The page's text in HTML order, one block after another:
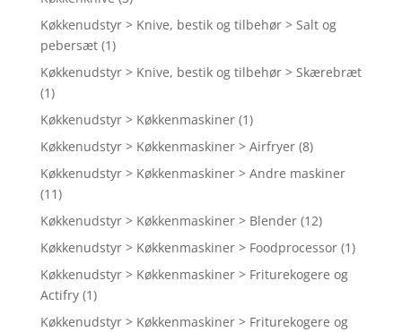
Køkkenudstyr > Knive, bestik og tilbehør > Salt og
pebersæt (1)
Køkkenudstyr > Knive, bestik og tilbehør > Skærebræt
(1)
Køkkenudstyr > Køkkenmaskiner (1)
Køkkenudstyr > Køkkenmaskiner > Airfryer (8)
Køkkenudstyr > Køkkenmaskiner > Andre maskiner
(11)
Køkkenudstyr > Køkkenmaskiner > Blender (12)
Køkkenudstyr > Køkkenmaskiner > Foodprocessor (1)
Køkkenudstyr > Køkkenmaskiner > Friturekogere og
Actifry (1)
Køkkenudstyr > Køkkenmaskiner > Friturekogere og